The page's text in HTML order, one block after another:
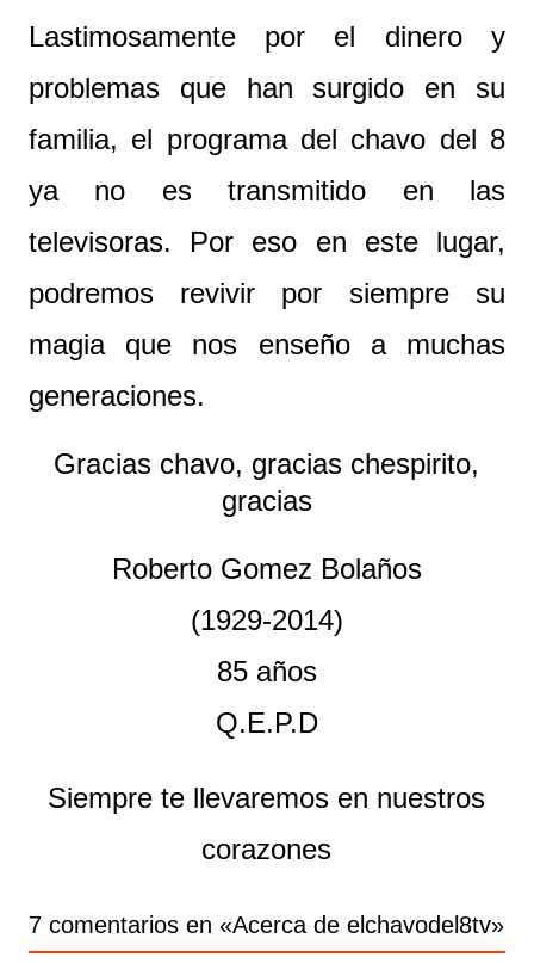
Lastimosamente por el dinero y
problemas que han surgido en su
familia, el programa del chavo del 8
ya no es transmitido en las
televisoras. Por eso en este lugar,
podremos revivir por siempre su
magia que nos enseño a muchas
generaciones.
Gracias chavo, gracias chespirito,
gracias
Roberto Gomez Bolaños
(1929-2014)
85 años
Q.E.P.D
Siempre te llevaremos en nuestros
corazones
7 comentarios en «Acerca de elchavodel8tv»